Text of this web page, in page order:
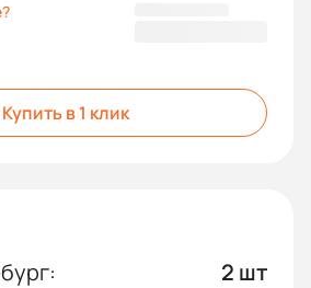
Купить в 1 клик
2 шт